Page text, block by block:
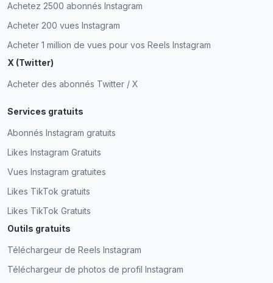
Tous les abonnés que j'ai sont de vrais utilisateurs
SJ Sarah J.
Acheter des abonnés Instagram n'est plus un
mythe. ExpressFollowers, c'est génial !
Kenneth Sura
Client vérifié
J'ai acheté des abonnés Instagram bon marché
auprès d'expresfollowers et j'ai eu de vrais
Achetez 2500 abonnés Instagram
Acheter 200 vues Instagram
Acheter 1 million de vues pour vos Reels Instagram
X (Twitter)
Acheter des abonnés Twitter / X
Services gratuits
Abonnés Instagram gratuits
Likes Instagram Gratuits
Vues Instagram gratuites
Likes TikTok gratuits
Likes TikTok Gratuits
Outils gratuits
Téléchargeur de Reels Instagram
Téléchargeur de photos de profil Instagram